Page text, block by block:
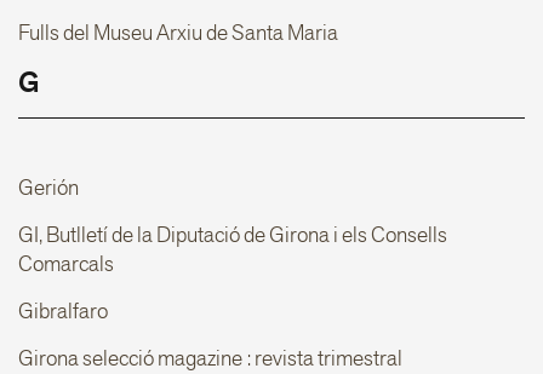
Fulls del Museu Arxiu de Santa Maria
G
Gerión
GI, Butlletí de la Diputació de Girona i els Consells
Comarcals
Gibralfaro
Girona selecció magazine : revista trimestral